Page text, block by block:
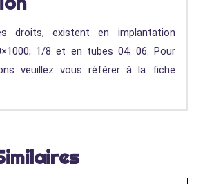
droits, existent en implantation
1/8 et en tubes 04; 06. Pour
veuillez vous référer à la fiche